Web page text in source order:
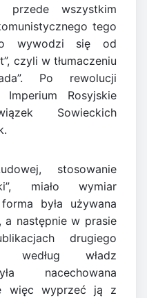
przede wszystkim
tego
wywodzi się od
czyli w tłumaczeniu
Po rewolucji
Rosyjskie
Sowieckich
stosowanie
miało wymiar
była używana
a następnie w prasie
drugiego
władz
nacechowana
więc wyprzeć ją z